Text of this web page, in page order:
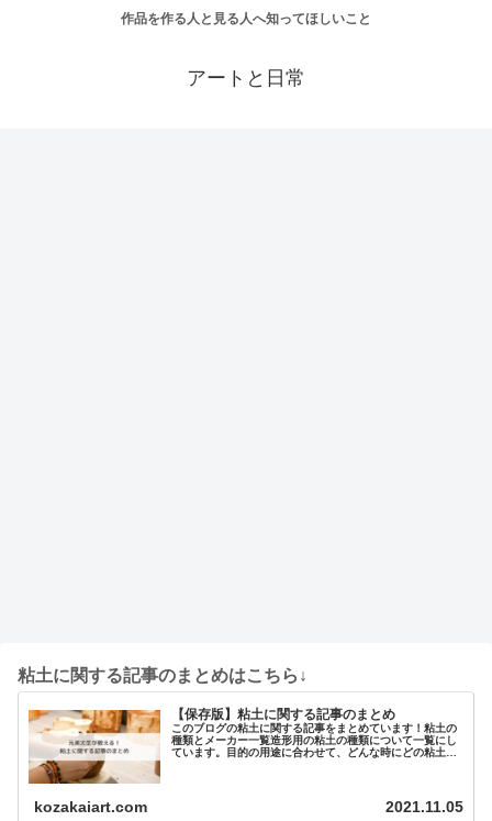
作品を作る人と見る人へ知ってほしいこと
アートと日常
粘土に関する記事のまとめはこちら↓
【保存版】粘土に関する記事のまとめ
このブログの粘土に関する記事をまとめています！粘土の
種類とメーカー一覧造形用の粘土の種類について一覧にし
ています。目的の用途に合わせて、どんな時にどの粘土を
kozakaiart.com 2021.11.05